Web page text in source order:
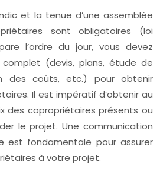
et la tenue d’une assemblée
sont obligatoires (loi
l’ordre du jour, vous devez
(devis, plans, étude de
des coûts, etc.) pour obtenir
Il est impératif d’obtenir au
des copropriétaires présents ou
le projet. Une communication
est fondamentale pour assurer
à votre projet.